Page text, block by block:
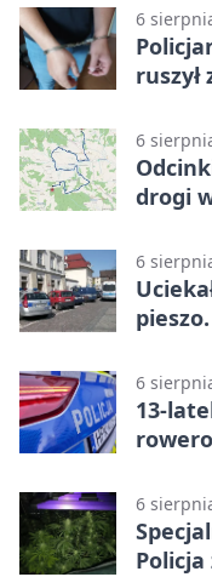
6
ruszył
6
drogi
6
6
13-
6
Policja